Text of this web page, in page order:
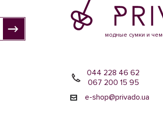
модные сумки и
044 228 46 62
067 200 15 95
e-shop@privado.ua